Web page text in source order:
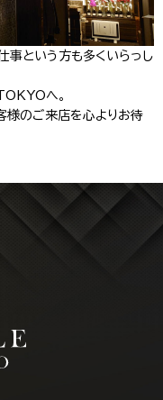
クション事業
事という方も多くいらっし
へ。
様のご来店を心よりお待